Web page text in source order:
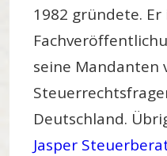
1982 gründete.
seine Mandanten
Deutschland.
Jasper